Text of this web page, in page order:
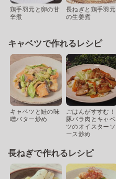
鶏手羽元と卵の甘
辛煮
長ねぎと鶏手羽元
の生姜煮
キャベツで作れるレシピ
キャベツと鮭の味
噌バター炒め
ごはんがすすむ！
豚バラ肉とキャベ
ツのオイスターソ
ース炒め
長ねぎで作れるレシピ